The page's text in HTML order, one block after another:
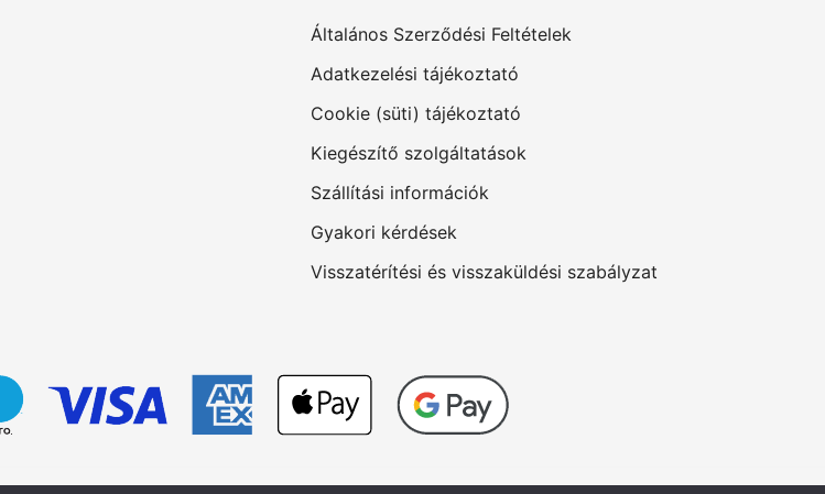
Általános Szerződési Feltételek
Adatkezelési tájékoztató
Cookie (süti) tájékoztató
Kiegészítő szolgáltatások
Szállítási információk
Gyakori kérdések
Visszatérítési és visszaküldési szabályzat